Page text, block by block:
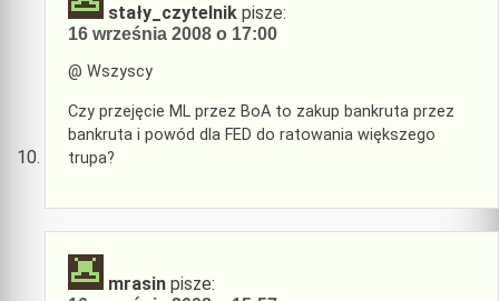
stały_czytelnik pisze:
16 września 2008 o 17:00
@ Wszyscy
Czy przejęcie ML przez BoA to zakup bankruta przez
bankruta i powód dla FED do ratowania większego
trupa?
mrasin pisze: